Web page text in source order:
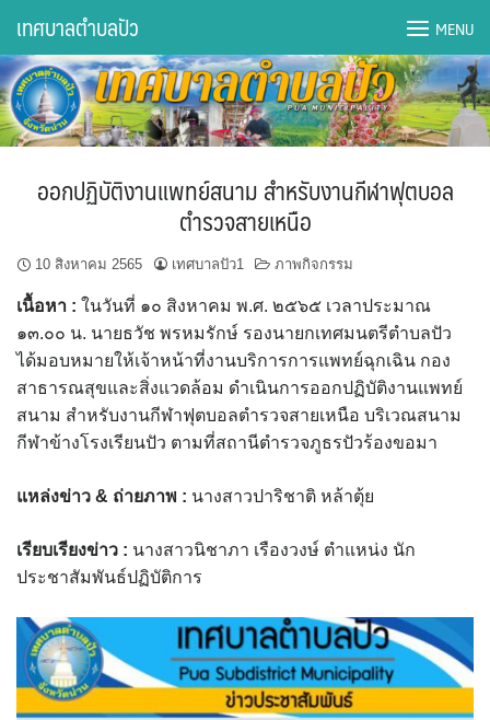
content
DWQA Ask Question
DWQA Questions
กองการศึกษา
กองคลัง
กองช่าง
กองยุทธศาสตร์และงบประมาณ
กองสาธารณสุขฯ
การเปิดเผยข้อมูลข่าวสารปี 2566 integrity transparency
assessment ITA2023
ข้อกำหนดการใช้งาน
ข้อมูลประชากร
ข้อมูลพื้นฐานของศูนย์บริการนักท่องเที่ยว เทศบาลตำบลปัว
เทศบาลตำบลปัว MENU
ออกปฏิบัติงานแพทย์สนาม สำหรับงานกีฬาฟุตบอล
ตำรวจสายเหนือ
10 สิงหาคม 2565 เทศบาลปัว1 ภาพกิจกรรม
เนื้อหา : ในวันที่ ๑๐ สิงหาคม พ.ศ. ๒๕๖๕ เวลาประมาณ
๑๓.๐๐ น. นายธวัช พรหมรักษ์ รองนายกเทศมนตรีตำบลปัว
ได้มอบหมายให้เจ้าหน้าที่งานบริการการแพทย์ฉุกเฉิน กอง
สาธารณสุขและสิ่งแวดล้อม ดำเนินการออกปฏิบัติงานแพทย์
สนาม สำหรับงานกีฬาฟุตบอลตำรวจสายเหนือ บริเวณสนาม
กีฬาข้างโรงเรียนปัว ตามที่สถานีตำรวจภูธรปัวร้องขอมา
แหล่งข่าว & ถ่ายภาพ : นางสาวปาริชาติ หล้าตุ้ย
เรียบเรียงข่าว : นางสาวนิชาภา เรืองวงษ์ ตำแหน่ง นัก
ประชาสัมพันธ์ปฏิบัติการ